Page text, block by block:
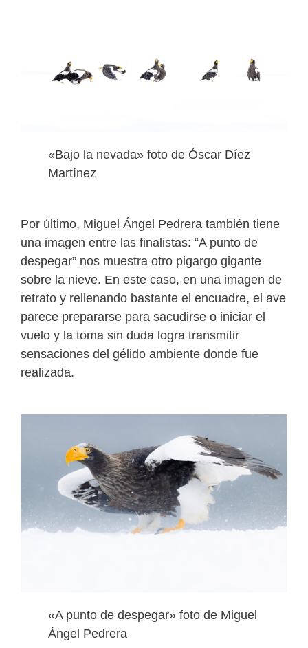
«Bajo la nevada» foto de Óscar Díez
Martínez
Por último, Miguel Ángel Pedrera también tiene
una imagen entre las finalistas: “A punto de
despegar” nos muestra otro pigargo gigante
sobre la nieve. En este caso, en una imagen de
retrato y rellenando bastante el encuadre, el ave
parece prepararse para sacudirse o iniciar el
vuelo y la toma sin duda logra transmitir
sensaciones del gélido ambiente donde fue
realizada.
«A punto de despegar» foto de Miguel
Ángel Pedrera